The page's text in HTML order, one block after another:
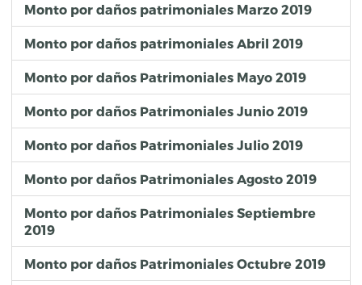
Monto por daños patrimoniales Marzo 2019
Monto por daños patrimoniales Abril 2019
Monto por daños Patrimoniales Mayo 2019
Monto por daños Patrimoniales Junio 2019
Monto por daños Patrimoniales Julio 2019
Monto por daños Patrimoniales Agosto 2019
Monto por daños Patrimoniales Septiembre
2019
Monto por daños Patrimoniales Octubre 2019